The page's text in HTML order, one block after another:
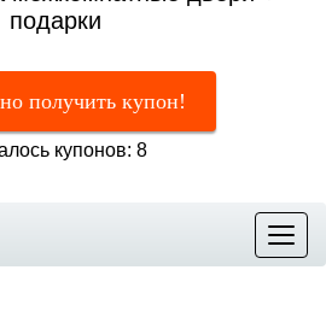
подарки
получить купон!
купонов: 8
Меню